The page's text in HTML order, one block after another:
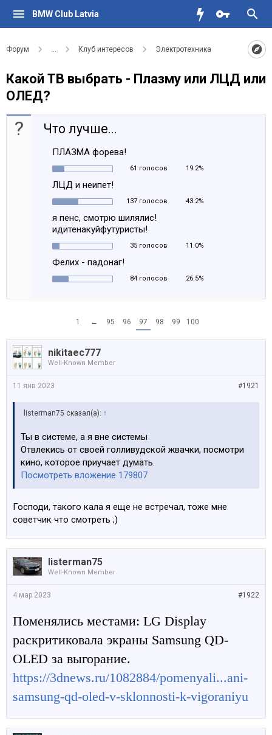
BMW Club Latvia
Форум ... Клуб интересов Электротехника
Какой ТВ выбрать - Плазму или ЛЦД или
ОЛЕД?
? Что лучше...
ПЛАЗМА форева!
61 голосов 19.2%
ЛЦД и неипет!
137 голосов 43.2%
я пенс, смотрю шилялис!
идитенакуйфутуристы!
35 голосов 11.0%
Фелих - падонаг!
84 голосов 26.5%
1 ← 95 96 97 98 99 100
nikitaec777
Well-Known Member
#1921
11 янв 2023
listerman75 сказал(а): ↑
Ты в системе, а я вне системы
Отвлекись от своей голливудской жвачки, посмотри
кино, которое приучает думать.
Посмотреть вложение 179807
Господи, такого кала я еще не встречал, тоже мне
советчик что смотреть ;)
listerman75
Well-Known Member
#1922
4 мар 2023
Поменялись местами: LG Display
раскритиковала экраны Samsung QD-
OLED за выгорание.
https://3dnews.ru/1082884/pomenyali...ani-
samsung-qd-oled-v-sklonnosti-k-vigoraniyu